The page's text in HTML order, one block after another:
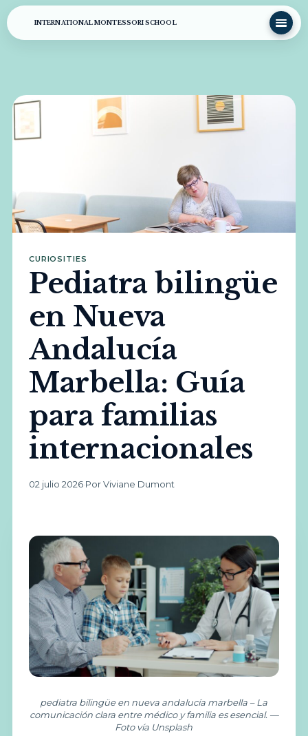
INTERNATIONAL MONTESSORI SCHOOL
CURIOSITIES
Pediatra bilingüe
en Nueva
Andalucía
Marbella: Guía
para familias
internacionales
02 julio 2026·Por Viviane Dumont
pediatra bilingüe en nueva andalucía marbella – La
comunicación clara entre médico y familia es esencial. —
Foto vía Unsplash